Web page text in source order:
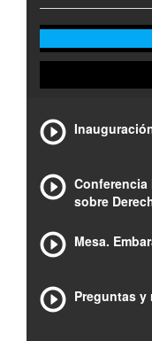
Conferencia
sobre
Mesa.
Preguntas y